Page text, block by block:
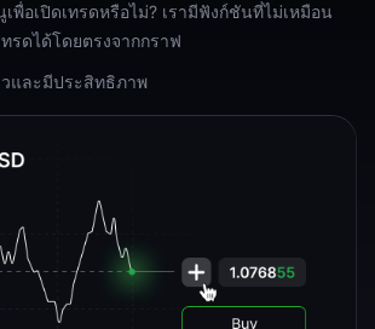
เพื่อเปิดเทรดหรือไม่? เรามีฟังก์ชันที่ไม่เหมือน
รดได้โดยตรงจากกราฟ
วและมีประสิทธิภาพ
ดภาพและตัวชี้วัดมากมาย
คราะห์ทางเทคนิค
ดขั้นสูงจะช่วยให้คุณวิเคราะห์แนวโน้มของตลาด
ดับการวิเคราะห์ทางเทคนิคสู่อีกระดับ!
ลาด
ม่พลาดทุกเหตุการณ์!
าฟ - ปฏิรูปการเทรด
ช่วยให้คุณทำงานกับกราฟและสินทรัพย์ได้พร้อม
ด้วยแอปที่ซิงโครไนซ์อย่าง
อและทรัพยากรขั้นสูงทั้งหมดที่ต้องการได้ทุกที่
ลา